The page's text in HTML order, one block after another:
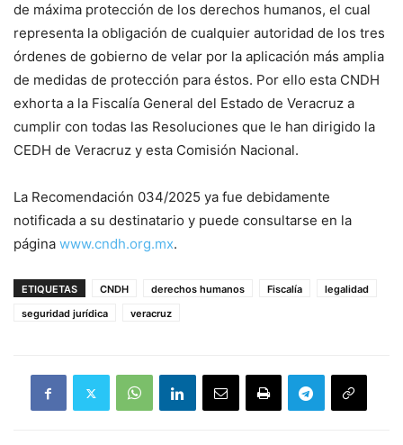
de máxima protección de los derechos humanos, el cual
representa la obligación de cualquier autoridad de los tres
órdenes de gobierno de velar por la aplicación más amplia
de medidas de protección para éstos. Por ello esta CNDH
exhorta a la Fiscalía General del Estado de Veracruz a
cumplir con todas las Resoluciones que le han dirigido la
CEDH de Veracruz y esta Comisión Nacional.
La Recomendación 034/2025 ya fue debidamente
notificada a su destinatario y puede consultarse en la
página www.cndh.org.mx.
ETIQUETAS CNDH derechos humanos Fiscalía
legalidad
seguridad jurídica
veracruz